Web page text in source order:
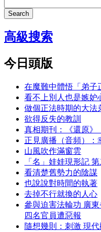
Search
高級搜索
今日頭版
在魔難中體悟「弟子
看不上別人也是嫉妒
做個正法時期的大法
欲得反失的教訓
真相期刊：《還原》
正見廣播（音頻）：
山風吹作滿窗雲
「名」娃娃現形記 第
看清楚舊勢力的陰謀
也說說對時間的執著
去掉不行就換的人心
參與迫害法輪功 廣
四名官員遭惡報
隨想幾則：刺激 現代